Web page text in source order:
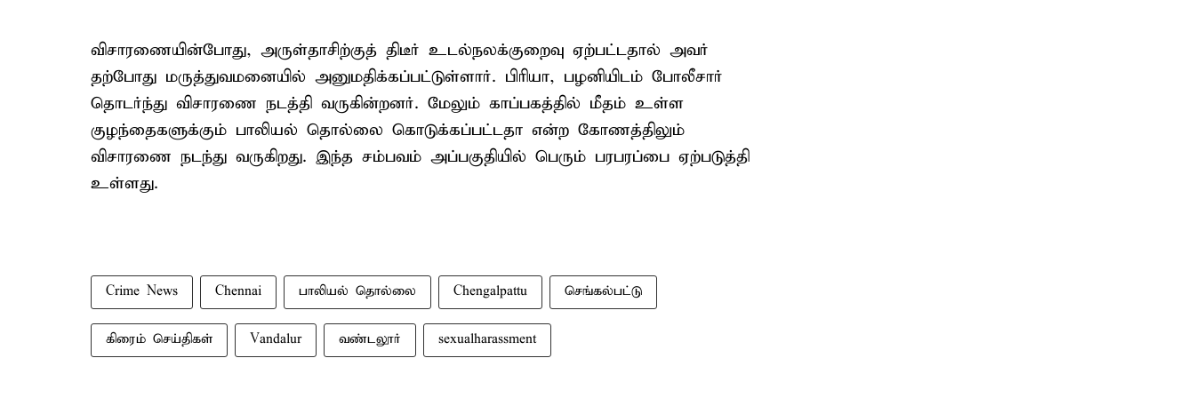
விசாரணையின்போது, அருள்தாசிற்குத் திடீர் உடல்நலக்குறைவு ஏற்பட்டதால் அவர்
தற்போது மருத்துவமனையில் அனுமதிக்கப்பட்டுள்ளார். பிரியா, பழனியிடம் போலீசார்
தொடர்ந்து விசாரணை நடத்தி வருகின்றனர். மேலும் காப்பகத்தில் மீதம் உள்ள
குழந்தைகளுக்கும் பாலியல் தொல்லை கொடுக்கப்பட்டதா என்ற கோணத்திலும்
விசாரணை நடந்து வருகிறது. இந்த சம்பவம் அப்பகுதியில் பெரும் பரபரப்பை ஏற்படுத்தி
உள்ளது.
Crime News Chennai பாலியல் தொல்லை Chengalpattu செங்கல்பட்டு
கிரைம் செய்திகள் Vandalur வண்டலூர் sexualharassment